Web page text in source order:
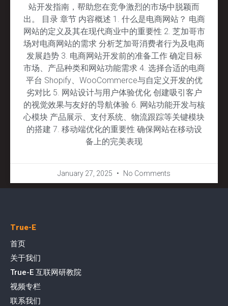
站开发指南，帮助您在竞争激烈的市场中脱颖而
出。 目录 章节 内容概述 1. 什么是电商网站？ 电商
网站的定义及其在现代商业中的重要性 2. 芝加哥市
场对电商网站的需求 分析芝加哥消费者行为及电商
发展趋势 3. 电商网站开发前的准备工作 确定目标
市场、产品种类和网站功能需求 4. 选择合适的电商
平台 Shopify、WooCommerce与自定义开发的优
劣对比 5. 网站设计与用户体验优化 创建吸引客户
的视觉效果与友好的导航体验 6. 网站功能开发与核
心模块 产品展示、支付系统、物流跟踪等关键模块
的搭建 7. 移动端优化的重要性 确保网站在移动设
备上的完美表现
January 27, 2025 No Comments
True-E
首页
关于我们
True-E 互联网研教院
视频专栏
联系我们